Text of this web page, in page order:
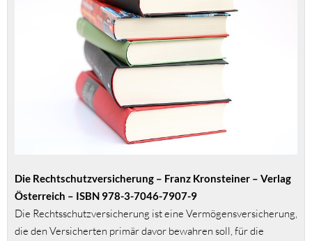
Die Rechtschutzversicherung – Franz Kronsteiner – Verlag
Österreich – ISBN 978-3-7046-7907-9
Die Rechtsschutzversicherung ist eine Vermögensversicherung,
die den Versicherten primär davor bewahren soll, für die